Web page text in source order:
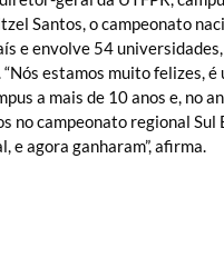
Santos, o campeonato
e envolve 54
“Nós estamos muito felizes,
a mais de 10 anos e, no
no campeonato regional Sul
e agora ganharam”, afirma.